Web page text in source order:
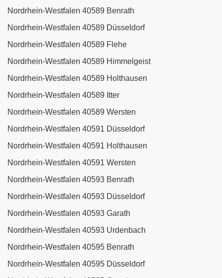
Nordrhein-Westfalen 40589 Benrath
Nordrhein-Westfalen 40589 Düsseldorf
Nordrhein-Westfalen 40589 Flehe
Nordrhein-Westfalen 40589 Himmelgeist
Nordrhein-Westfalen 40589 Holthausen
Nordrhein-Westfalen 40589 Itter
Nordrhein-Westfalen 40589 Wersten
Nordrhein-Westfalen 40591 Düsseldorf
Nordrhein-Westfalen 40591 Holthausen
Nordrhein-Westfalen 40591 Wersten
Nordrhein-Westfalen 40593 Benrath
Nordrhein-Westfalen 40593 Düsseldorf
Nordrhein-Westfalen 40593 Garath
Nordrhein-Westfalen 40593 Urdenbach
Nordrhein-Westfalen 40595 Benrath
Nordrhein-Westfalen 40595 Düsseldorf